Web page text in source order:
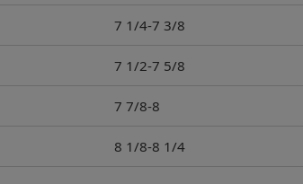
7 1/4-7 3/8
7 1/2-7 5/8
7 7/8-8
8 1/8-8 1/4